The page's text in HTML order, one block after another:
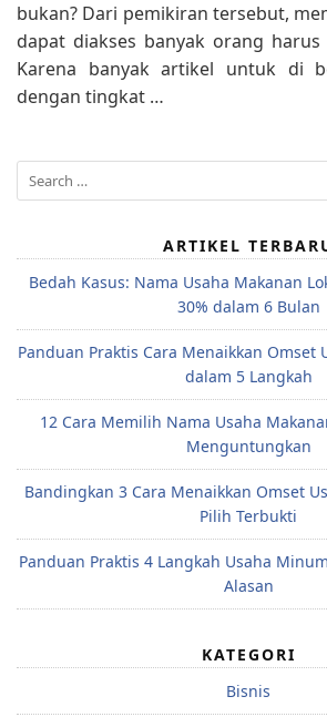
bukan? Dari pemikiran tersebut,
dapat diakses banyak orang
Karena banyak artikel untuk di
dengan tingkat …
Search
for:
ARTIKEL
Bedah Kasus: Nama Usaha Makanan
30% dalam 6 Bulan
Panduan Praktis Cara Menaikkan Omset
dalam 5 Langkah
12 Cara Memilih Nama Usaha
Menguntungkan
Bandingkan 3 Cara Menaikkan Omset
Pilih Terbukti
Panduan Praktis 4 Langkah Usaha
Alasan
KATEGORI
Bisnis